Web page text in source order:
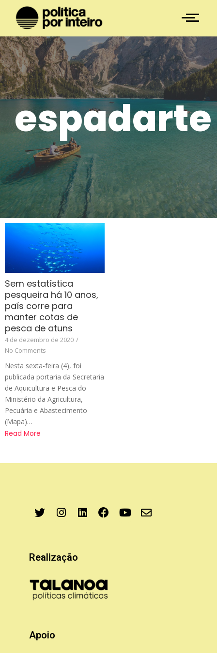
espadarte
Sem estatística
pesqueira há 10 anos,
país corre para
manter cotas de
pesca de atuns
4 de dezembro de 2020 /
No Comments
Nesta sexta-feira (4), foi
publicada portaria da Secretaria
de Aquicultura e Pesca do
Ministério da Agricultura,
Pecuária e Abastecimento
(Mapa)…
Read More
Realização
Apoio